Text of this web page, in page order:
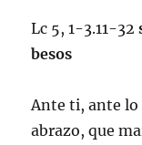
Lc 5, 1-3.11-32
besos
Ante ti, ante lo
abrazo, que